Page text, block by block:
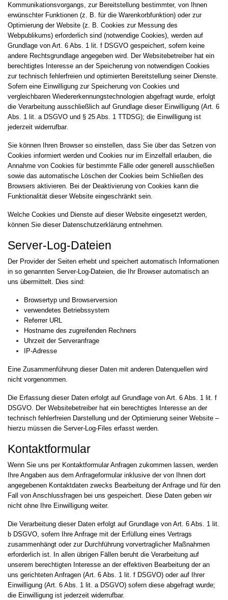
Kommunikationsvorgangs, zur Bereitstellung bestimmter, von Ihnen
erwünschter Funktionen (z. B. für die Warenkorbfunktion) oder zur
Optimierung der Website (z. B. Cookies zur Messung des
Webpublikums) erforderlich sind (notwendige Cookies), werden auf
Grundlage von Art. 6 Abs. 1 lit. f DSGVO gespeichert, sofern keine
andere Rechtsgrundlage angegeben wird. Der Websitebetreiber hat ein
berechtigtes Interesse an der Speicherung von notwendigen Cookies
zur technisch fehlerfreien und optimierten Bereitstellung seiner Dienste.
Sofern eine Einwilligung zur Speicherung von Cookies und
vergleichbaren Wiedererkennungstechnologien abgefragt wurde, erfolgt
die Verarbeitung ausschließlich auf Grundlage dieser Einwilligung (Art. 6
Abs. 1 lit. a DSGVO und § 25 Abs. 1 TTDSG); die Einwilligung ist
jederzeit widerrufbar.
Sie können Ihren Browser so einstellen, dass Sie über das Setzen von
Cookies informiert werden und Cookies nur im Einzelfall erlauben, die
Annahme von Cookies für bestimmte Fälle oder generell ausschließen
sowie das automatische Löschen der Cookies beim Schließen des
Browsers aktivieren. Bei der Deaktivierung von Cookies kann die
Funktionalität dieser Website eingeschränkt sein.
Welche Cookies und Dienste auf dieser Website eingesetzt werden,
können Sie dieser Datenschutzerklärung entnehmen.
Server-Log-Dateien
Der Provider der Seiten erhebt und speichert automatisch Informationen
in so genannten Server-Log-Dateien, die Ihr Browser automatisch an
uns übermittelt. Dies sind:
Browsertyp und Browserversion
verwendetes Betriebssystem
Referrer URL
Hostname des zugreifenden Rechners
Uhrzeit der Serveranfrage
IP-Adresse
Eine Zusammenführung dieser Daten mit anderen Datenquellen wird
nicht vorgenommen.
Die Erfassung dieser Daten erfolgt auf Grundlage von Art. 6 Abs. 1 lit. f
DSGVO. Der Websitebetreiber hat ein berechtigtes Interesse an der
technisch fehlerfreien Darstellung und der Optimierung seiner Website –
hierzu müssen die Server-Log-Files erfasst werden.
Kontaktformular
Wenn Sie uns per Kontaktformular Anfragen zukommen lassen, werden
Ihre Angaben aus dem Anfrageformular inklusive der von Ihnen dort
angegebenen Kontaktdaten zwecks Bearbeitung der Anfrage und für den
Fall von Anschlussfragen bei uns gespeichert. Diese Daten geben wir
nicht ohne Ihre Einwilligung weiter.
Die Verarbeitung dieser Daten erfolgt auf Grundlage von Art. 6 Abs. 1 lit.
b DSGVO, sofern Ihre Anfrage mit der Erfüllung eines Vertrags
zusammenhängt oder zur Durchführung vorvertraglicher Maßnahmen
erforderlich ist. In allen übrigen Fällen beruht die Verarbeitung auf
unserem berechtigten Interesse an der effektiven Bearbeitung der an
uns gerichteten Anfragen (Art. 6 Abs. 1 lit. f DSGVO) oder auf Ihrer
Einwilligung (Art. 6 Abs. 1 lit. a DSGVO) sofern diese abgefragt wurde;
die Einwilligung ist jederzeit widerrufbar.